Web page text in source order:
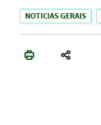
NOTICIAS GERAIS